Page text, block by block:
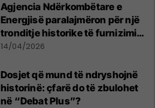
Agjencia Ndërkombëtare e
Energjisë paralajmëron për një
tronditje historike të furnizimit
me naftë, ndërsa lufta me
14/04/2026
Dosjet që mund të ndryshojnë
historinë: çfarë do të zbulohet
në “Debat Plus”?